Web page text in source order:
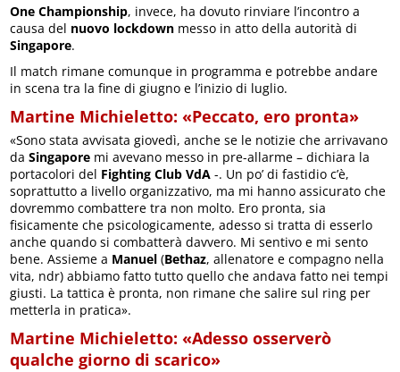
One Championship, invece, ha dovuto rinviare l’incontro a
causa del nuovo lockdown messo in atto della autorità di
Singapore.
Il match rimane comunque in programma e potrebbe andare
in scena tra la fine di giugno e l’inizio di luglio.
Martine Michieletto: «Peccato, ero pronta»
«Sono stata avvisata giovedì, anche se le notizie che arrivavano
daSingapore mi avevano messo in pre-allarme – dichiara la
portacolori del Fighting Club VdA -. Un po’ di fastidio c’è,
soprattutto a livello organizzativo, ma mi hanno assicurato che
dovremmo combattere tra non molto. Ero pronta, sia
fisicamente che psicologicamente, adesso si tratta di esserlo
anche quando si combatterà davvero. Mi sentivo e mi sento
bene. Assieme a Manuel (Bethaz, allenatore e compagno nella
vita, ndr) abbiamo fatto tutto quello che andava fatto nei tempi
giusti. La tattica è pronta, non rimane che salire sul ring per
metterla in pratica».
Martine Michieletto: «Adesso osserverò
qualche giorno di scarico»